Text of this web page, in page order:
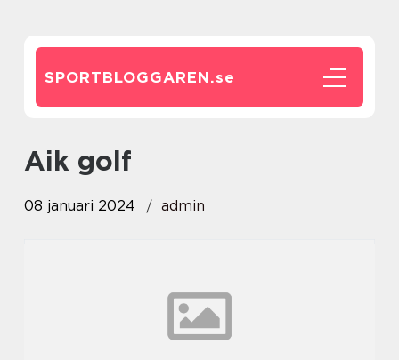
SPORTBLOGGAREN.se
aik golf
08 januari 2024 admin